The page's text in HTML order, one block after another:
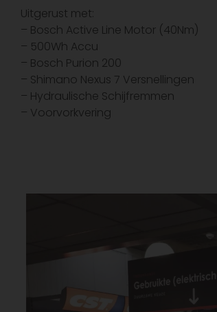
Uitgerust met:
– Bosch Active Line Motor (40Nm)
– 500Wh Accu
– Bosch Purion 200
– Shimano Nexus 7 Versnellingen
– Hydraulische Schijfremmen
– Voorvorkvering